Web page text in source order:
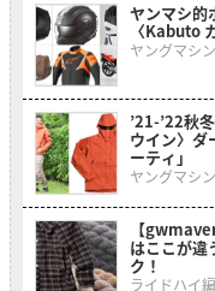
ヤンマシ
〈Kabuto
ヤングマシ
’21-’22秋
ウイン〉ダ
ーティ」
ヤングマシ
【
はここが違
ク！
ライドハイ